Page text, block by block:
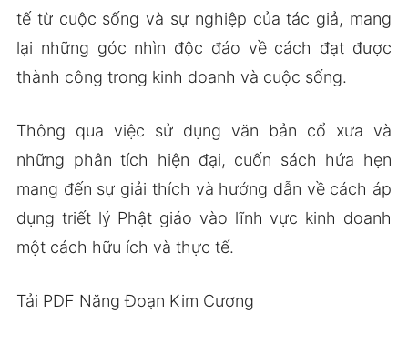
tế từ cuộc sống và sự nghiệp của tác giả, mang
lại những góc nhìn độc đáo về cách đạt được
thành công trong kinh doanh và cuộc sống.
Thông qua việc sử dụng văn bản cổ xưa và
những phân tích hiện đại, cuốn sách hứa hẹn
mang đến sự giải thích và hướng dẫn về cách áp
dụng triết lý Phật giáo vào lĩnh vực kinh doanh
một cách hữu ích và thực tế.
Tải PDF Năng Đoạn Kim Cương